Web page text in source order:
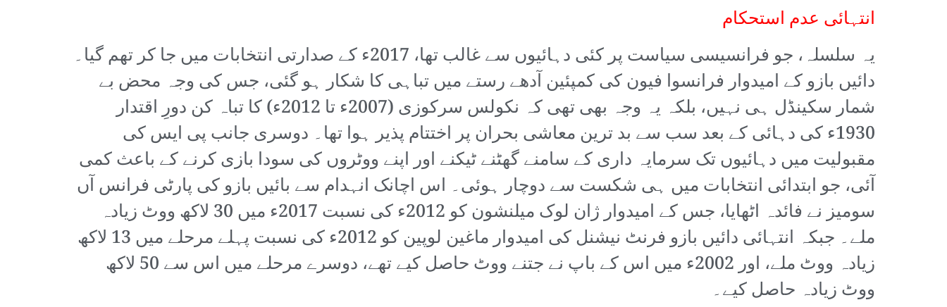
انتہائی عدم استحکام
یہ سلسلہ، جو فرانسیسی سیاست پر کئی دہائیوں سے غالب تھا، 2017ء کے صدارتی انتخابات میں جا کر تھم گیا۔
دائیں بازو کے امیدوار فرانسوا فیون کی کمپئین آدھے رستے میں تباہی کا شکار ہو گئی، جس کی وجہ محض بے
شمار سکینڈل ہی نہیں، بلکہ یہ وجہ بھی تھی کہ نکولس سرکوزی (2007ء تا 2012ء) کا تباہ کن دورِ اقتدار
1930ء کی دہائی کے بعد سب سے بد ترین معاشی بحران پر اختتام پذیر ہوا تھا۔ دوسری جانب پی ایس کی
مقبولیت میں دہائیوں تک سرمایہ داری کے سامنے گھٹنے ٹیکنے اور اپنے ووٹروں کی سودا بازی کرنے کے باعث کمی
آئی، جو ابتدائی انتخابات میں ہی شکست سے دوچار ہوئی۔ اس اچانک انہدام سے بائیں بازو کی پارٹی فرانس آں
سومیز نے فائدہ اٹھایا، جس کے امیدوار ژان لوک میلنشون کو 2012ء کی نسبت 2017ء میں 30 لاکھ ووٹ زیادہ
ملے۔ جبکہ انتہائی دائیں بازو فرنٹ نیشنل کی امیدوار ماغین لوپین کو 2012ء کی نسبت پہلے مرحلے میں 13 لاکھ
زیادہ ووٹ ملے، اور 2002ء میں اس کے باپ نے جتنے ووٹ حاصل کیے تھے، دوسرے مرحلے میں اس سے 50 لاکھ
ووٹ زیادہ حاصل کیے۔